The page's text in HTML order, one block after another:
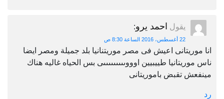
يقول احمد يرو:
22 أغسطس، 2016 الساعة 8:30 ص
انا موريتانى اعيش فى مصر موريتنانيا بلد جميلة ومصر ايضا
ناس موريتانيا طييبيين اوووىىىىىىىىىى بس الحياه غاليه هناك
مينفعش تقبض باموريتانى
رد